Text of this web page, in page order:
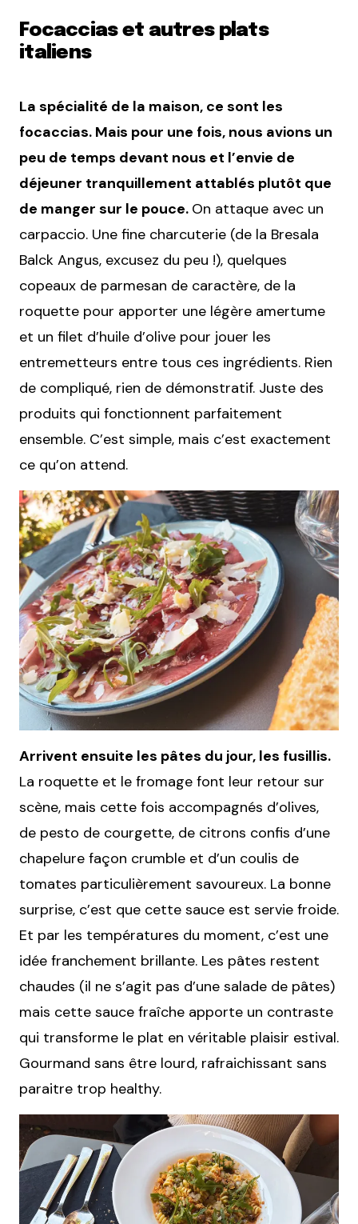
Focaccias et autres plats
italiens
La spécialité de la maison, ce sont les
focaccias. Mais pour une fois, nous avions un
peu de temps devant nous et l’envie de
déjeuner tranquillement attablés plutôt que
de manger sur le pouce. On attaque avec un
carpaccio. Une fine charcuterie (de la Bresala
Balck Angus, excusez du peu !), quelques
copeaux de parmesan de caractère, de la
roquette pour apporter une légère amertume
et un filet d’huile d’olive pour jouer les
entremetteurs entre tous ces ingrédients. Rien
de compliqué, rien de démonstratif. Juste des
produits qui fonctionnent parfaitement
ensemble. C’est simple, mais c’est exactement
ce qu’on attend.
Arrivent ensuite les pâtes du jour, les fusillis.
La roquette et le fromage font leur retour sur
scène, mais cette fois accompagnés d’olives,
de pesto de courgette, de citrons confis d’une
chapelure façon crumble et d’un coulis de
tomates particulièrement savoureux. La bonne
surprise, c’est que cette sauce est servie froide.
Et par les températures du moment, c’est une
idée franchement brillante. Les pâtes restent
chaudes (il ne s’agit pas d’une salade de pâtes)
mais cette sauce fraîche apporte un contraste
qui transforme le plat en véritable plaisir estival.
Gourmand sans être lourd, rafraichissant sans
paraitre trop healthy.